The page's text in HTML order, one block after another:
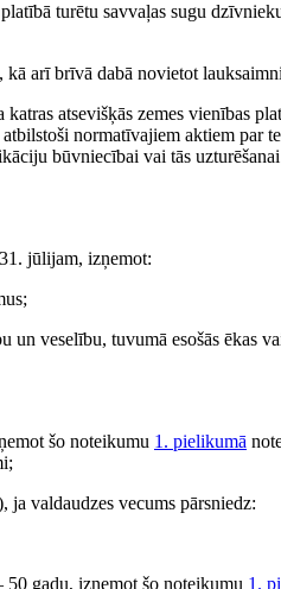
turētu savvaļas sugu
arī brīvā dabā novietot
atsevišķās zemes vienības
normatīvajiem aktiem par
būvniecībai vai tās
jūlijam, izņemot:
veselību, tuvumā esošās ēkas
šo noteikumu 1. pielikumā
ja valdaudzes vecums pārsniedz:
gadu, izņemot šo noteikumu 1.